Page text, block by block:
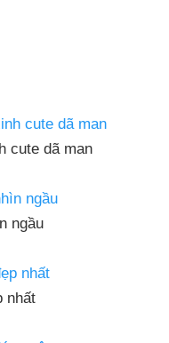
cute dã man
ngầu
nhất